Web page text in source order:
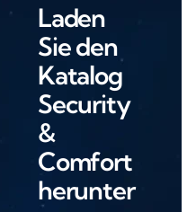
Laden
Sie den
Katalog
Security
&
Comfort
herunter